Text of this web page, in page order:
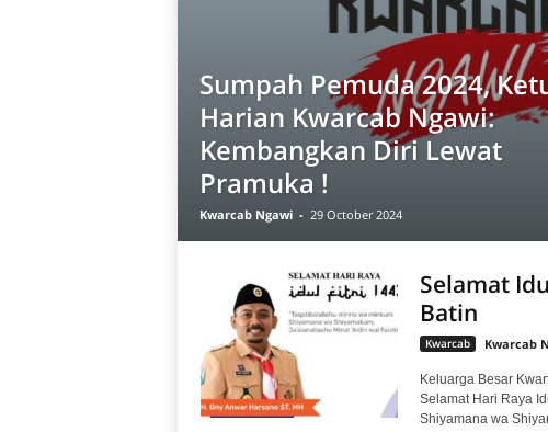
Sumpah Pemuda 2024,
Harian Kwarcab Ngawi:
Kembangkan Diri Lewat
Pramuka !
Kwarcab Ngawi - 29 October 2024
Selamat
Batin
Kwarcab Kwarcab
Keluarga Besar
Selamat Hari Raya
Shiyamana wa